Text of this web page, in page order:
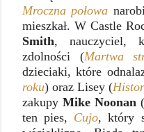
Mroczna połowa
mieszkał. W Castle
Smith, nauczyciel,
zdolności (Martwa
dzieciaki, które
roku) oraz Lisey (
zakupyMike Noonan (
ten pies, Cujo, który